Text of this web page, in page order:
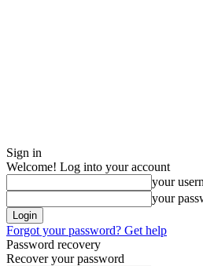
Sign in
Welcome! Log into your account
your
your
Forgot your password? Get help
Password recovery
Recover your password